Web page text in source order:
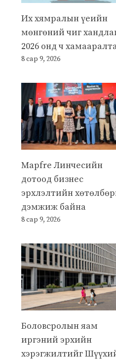
Их хямралын үеийн
мөнгөний чиг
2026 онд ч
8 сар 9, 2026
Mapfre Линчесийн
дотоод бизнес
эрхлэлтийн
дэмжиж байна
8 сар 9, 2026
Боловсролын яам
иргэний эрхийн
хэрэгжилтийг